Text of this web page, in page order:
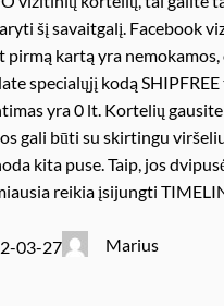
šį savaitgalį. Facebook
pirmą kartą yra nemokamos,
specialųjį kodą
yra 0 lt. Kortelių gausite
gali būti su skirtingu
kita puse. Taip, jos
reikia įsijungti
03-27 Marius